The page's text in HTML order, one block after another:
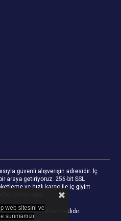
güvenli alışverişin adresidir. İç
araya getiriyoruz. 256-bit SSL
ve hızlı kargo ile iç giyim
- Tüm Hakları Saklıdır.
web sitesini ve
sunmamızı